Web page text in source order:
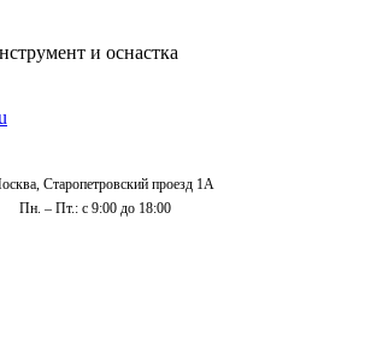
и оснастка
Старопетровский проезд 1А
Пн. – Пт.: с 9:00 до 18:00